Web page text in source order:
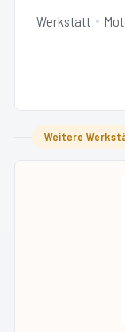
Werkstatt
Weitere